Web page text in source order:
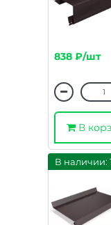
838 ₽/шт
В
В наличии: